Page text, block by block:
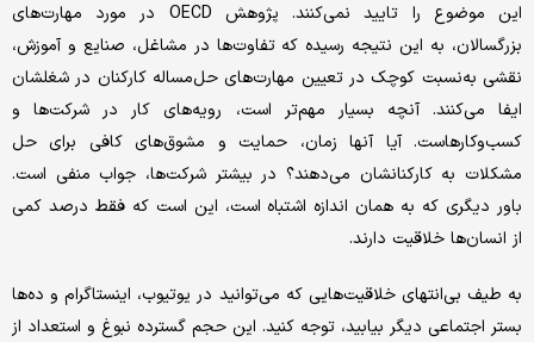
این موضوع را تایید نمی‌کنند. پژوهش OECD در مورد مهارت‌های
بزرگسالان، به این نتیجه رسیده که تفاوت‌ها در مشاغل، صنایع و آموزش،
نقشی به‌نسبت کوچک در تعیین مهارت‌های حل‌مساله کارکنان در شغلشان
ایفا می‌کنند. آنچه بسیار مهم‌تر است، رویه‌های کار در شرکت‌ها و
کسب‌وکارهاست. آیا آنها زمان، حمایت و مشوق‌های کافی برای حل
مشکلات به کارکنانشان می‌دهند؟ در بیشتر شرکت‌ها، جواب منفی است.
باور دیگری که به همان اندازه اشتباه است، این است که فقط درصد کمی
از انسان‌ها خلاقیت دارند.
به طیف بی‌انتهای خلاقیت‌هایی که می‌توانید در یوتیوب، اینستاگرام و ده‌ها
بستر اجتماعی دیگر بیابید، توجه کنید. این حجم گسترده نبوغ و استعداد از